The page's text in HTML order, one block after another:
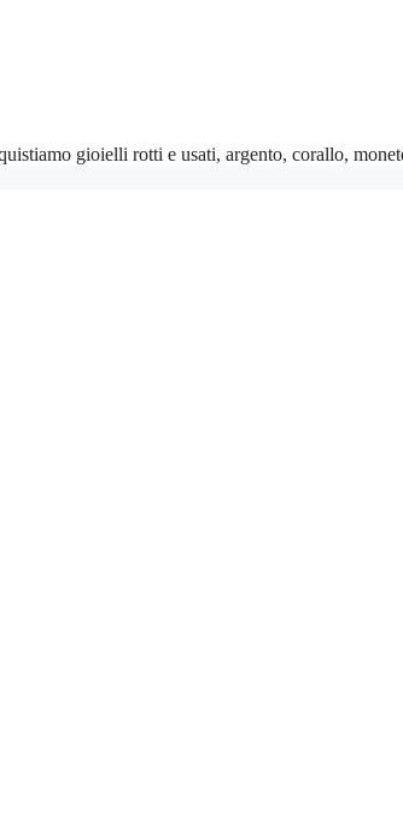
gioielli rotti e usati, argento, corallo,